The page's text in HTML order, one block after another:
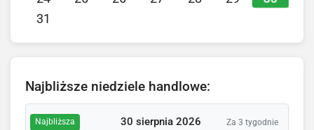
31
Najbliższe niedziele handlowe:
Najbliższa 30 sierpnia 2026 Za 3 tygodnie